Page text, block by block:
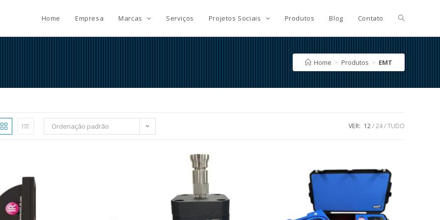
Home Empresa Marcas Serviços Projetos Sociais Produtos Blog Contato
Home > Produtos > EMT
Ordenação padrão VER: 12 24 TUDO